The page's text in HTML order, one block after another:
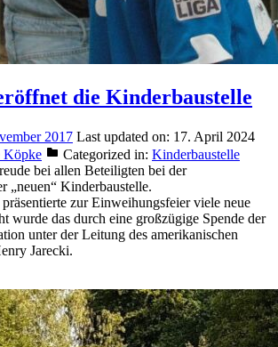
die Kinderbaustelle
2017 Last updated on: 17. April 2024
Köpke Categorized in: Kinderbaustelle
bei allen Beteiligten bei der
„neuen“ Kinderbaustelle.
zur Einweihungsfeier viele neue
wurde das durch eine großzügige Spende der
unter der Leitung des amerikanischen
Jarecki.